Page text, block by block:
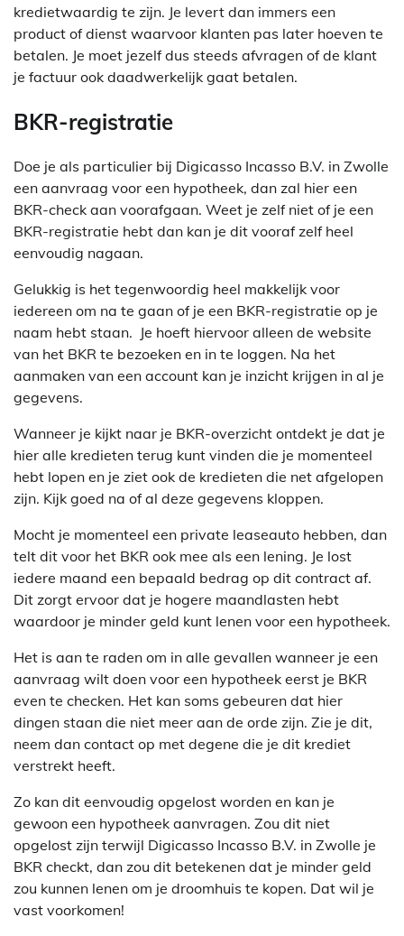
kredietwaardig te zijn. Je levert dan immers een
product of dienst waarvoor klanten pas later hoeven te
betalen. Je moet jezelf dus steeds afvragen of de klant
je factuur ook daadwerkelijk gaat betalen.
BKR-registratie
Doe je als particulier bij Digicasso Incasso B.V. in Zwolle
een aanvraag voor een hypotheek, dan zal hier een
BKR-check aan voorafgaan. Weet je zelf niet of je een
BKR-registratie hebt dan kan je dit vooraf zelf heel
eenvoudig nagaan.
Gelukkig is het tegenwoordig heel makkelijk voor
iedereen om na te gaan of je een BKR-registratie op je
naam hebt staan. Je hoeft hiervoor alleen de website
van het BKR te bezoeken en in te loggen. Na het
aanmaken van een account kan je inzicht krijgen in al je
gegevens.
Wanneer je kijkt naar je BKR-overzicht ontdekt je dat je
hier alle kredieten terug kunt vinden die je momenteel
hebt lopen en je ziet ook de kredieten die net afgelopen
zijn. Kijk goed na of al deze gegevens kloppen.
Mocht je momenteel een private leaseauto hebben, dan
telt dit voor het BKR ook mee als een lening. Je lost
iedere maand een bepaald bedrag op dit contract af.
Dit zorgt ervoor dat je hogere maandlasten hebt
waardoor je minder geld kunt lenen voor een hypotheek.
Het is aan te raden om in alle gevallen wanneer je een
aanvraag wilt doen voor een hypotheek eerst je BKR
even te checken. Het kan soms gebeuren dat hier
dingen staan die niet meer aan de orde zijn. Zie je dit,
neem dan contact op met degene die je dit krediet
verstrekt heeft.
Zo kan dit eenvoudig opgelost worden en kan je
gewoon een hypotheek aanvragen. Zou dit niet
opgelost zijn terwijl Digicasso Incasso B.V. in Zwolle je
BKR checkt, dan zou dit betekenen dat je minder geld
zou kunnen lenen om je droomhuis te kopen. Dat wil je
vast voorkomen!